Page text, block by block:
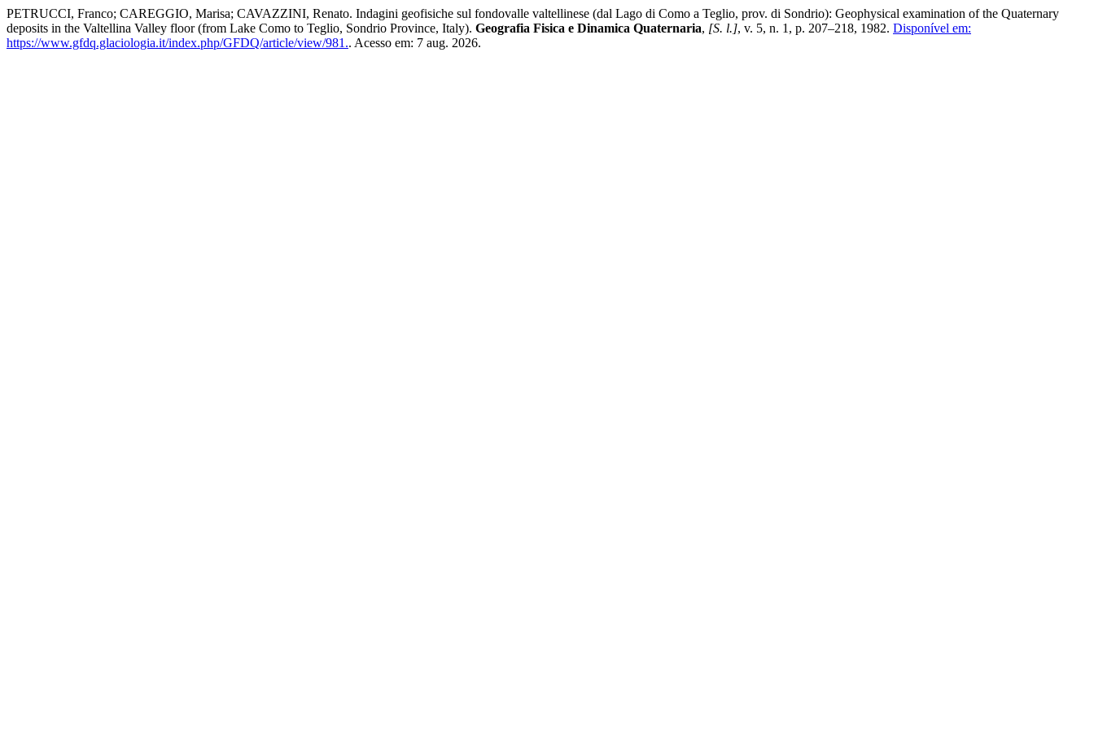
PETRUCCI, Franco; CAREGGIO, Marisa; CAVAZZINI, Renato. Indagini geofisiche sul fondovalle valtellinese (dal Lago di Como a Teglio, prov. di Sondrio): Geophysical examination of the Quaternary
deposits in the Valtellina Valley floor (from Lake Como to Teglio, Sondrio Province, Italy). Geografia Fisica e Dinamica Quaternaria, [S. l.], v. 5, n. 1, p. 207–218, 1982. Disponível em:
https://www.gfdq.glaciologia.it/index.php/GFDQ/article/view/981.. Acesso em: 7 aug. 2026.